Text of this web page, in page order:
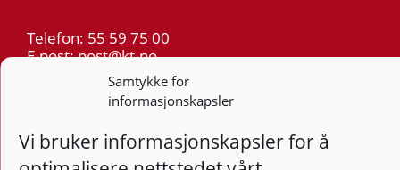
Samtykke for
informasjonskapsler
Vi bruker informasjonskapsler for å
Telefon: 55 59 75 00
E-post:post@kt.no
Nyhetsvarsel >>
Personvern